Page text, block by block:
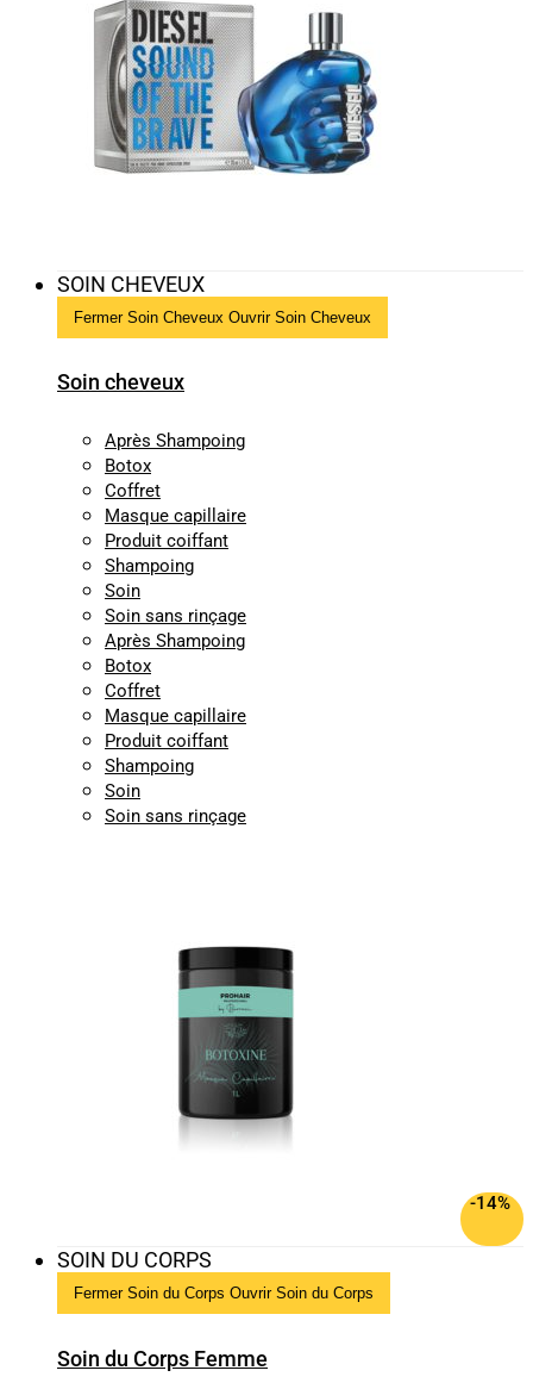
SOIN CHEVEUX
Fermer Soin Cheveux Ouvrir Soin Cheveux
Soin cheveux
Après Shampoing
Botox
Coffret
Masque capillaire
Produit coiffant
Shampoing
Soin
Soin sans rinçage
Après Shampoing
Botox
Coffret
Masque capillaire
Produit coiffant
Shampoing
Soin
Soin sans rinçage
-14%
SOIN DU CORPS
Fermer Soin du Corps Ouvrir Soin du Corps
Soin du Corps Femme